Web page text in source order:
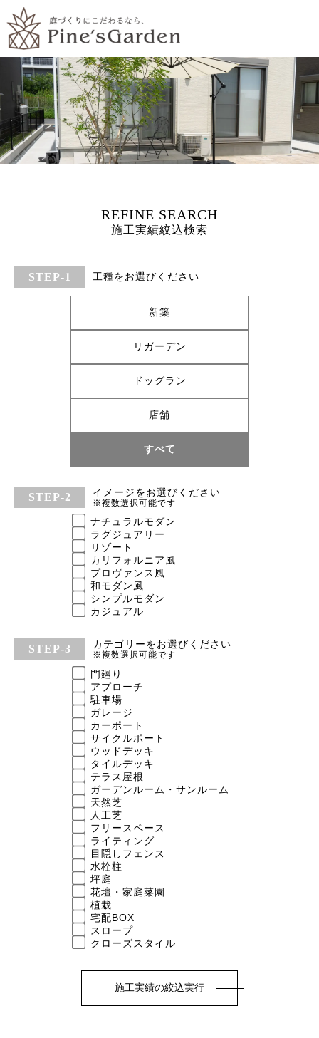
施工実績絞込検索
工種をお選びください
新築
リガーデン
ドッグラン
店舗
すべて
イメージをお選びください
※複数選択可能です
ナチュラルモダン
ラグジュアリー
リゾート
カリフォルニア風
プロヴァンス風
和モダン風
シンプルモダン
カジュアル
カテゴリーをお選びください
※複数選択可能です
門廻り
アプローチ
駐車場
ガレージ
カーポート
サイクルポート
ウッドデッキ
タイルデッキ
テラス屋根
ガーデンルーム・サンルーム
天然芝
人工芝
フリースペース
ライティング
目隠しフェンス
水栓柱
坪庭
花壇・家庭菜園
植栽
宅配BOX
スロープ
クローズスタイル